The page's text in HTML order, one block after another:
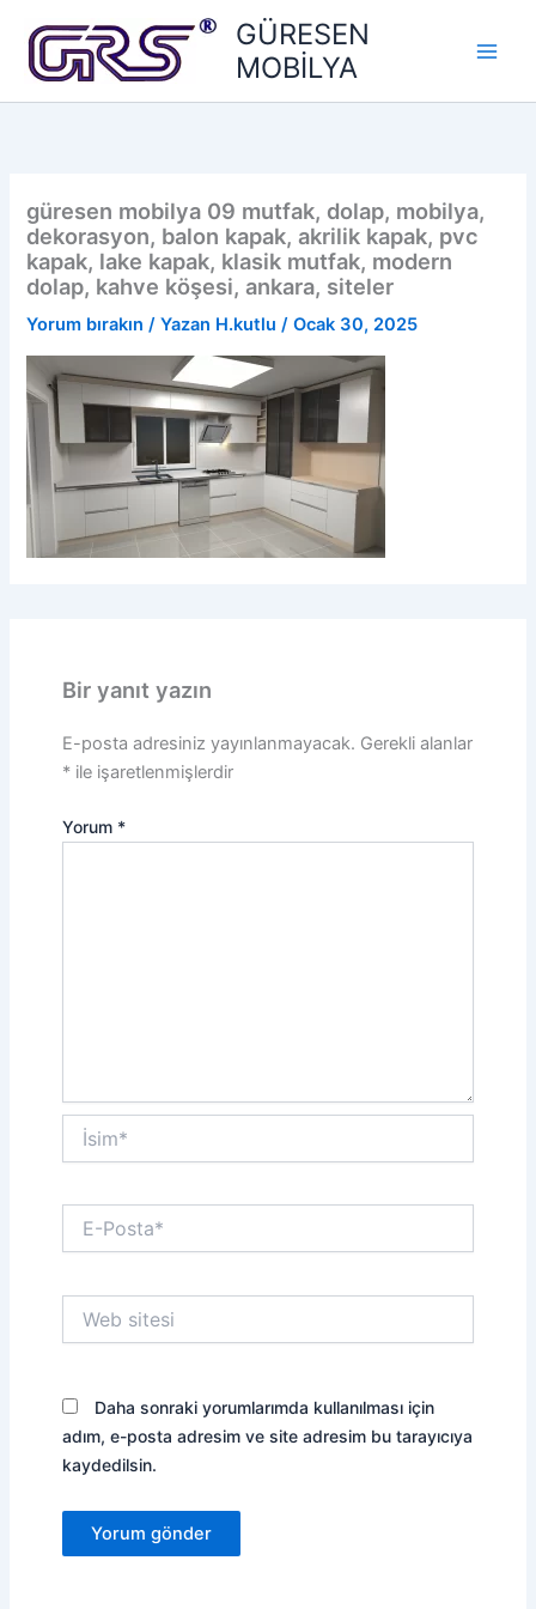
GÜRESEN
MOBİLYA
güresen mobilya 09 mutfak, dolap, mobilya,
dekorasyon, balon kapak, akrilik kapak, pvc
kapak, lake kapak, klasik mutfak, modern
dolap, kahve köşesi, ankara, siteler
Yorum bırakın / Yazan H.kutlu/Ocak 30, 2025
Bir yanıt yazın
E-posta adresiniz yayınlanmayacak. Gerekli alanlar
*ile işaretlenmişlerdir
Yorum *
İsim*
Posta*
sitesi
Daha sonraki yorumlarımda kullanılması için
adım, e-posta adresim ve site adresim bu tarayıcıya
kaydedilsin.